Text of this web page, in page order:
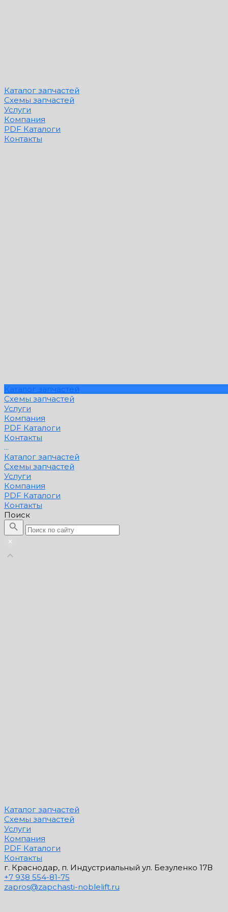
Каталог запчастей
Схемы запчастей
Услуги
Компания
PDF Каталоги
Контакты
Каталог запчастей
Схемы запчастей
Услуги
Компания
PDF Каталоги
Контакты
...
Каталог запчастей
Схемы запчастей
Услуги
Компания
PDF Каталоги
Контакты
Поиск
Каталог запчастей
Схемы запчастей
Услуги
Компания
PDF Каталоги
Контакты
г. Краснодар, п. Индустриальный ул. Безуленко 17В
+7 938 554-81-75
zapros@zapchasti-noblelift.ru